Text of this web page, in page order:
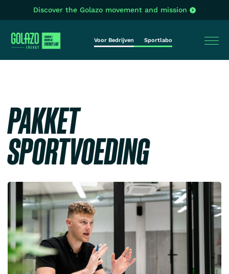
Discover the Golazo movement and mission
Voor Bedrijven Sportlabo
PAKKET
SPORTVOEDING